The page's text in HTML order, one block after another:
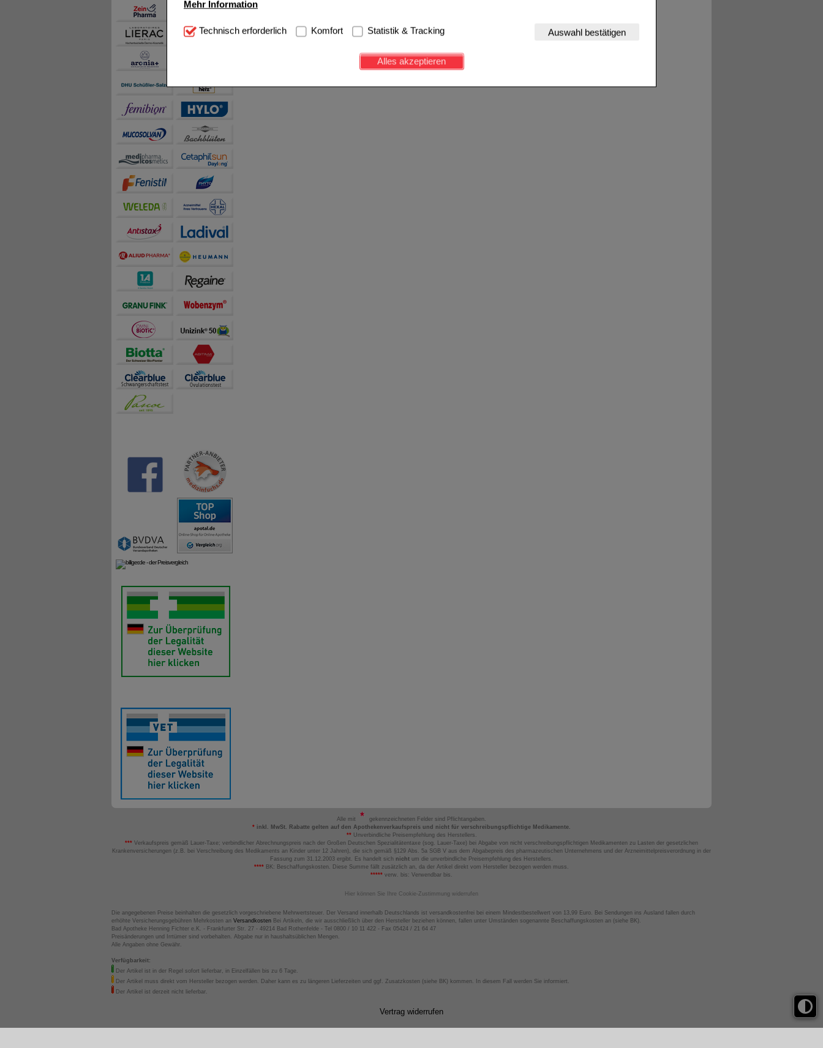
Mehr Information
Technisch Notwendig: Hierbei handelt es sich um Cookies, die für die Grundfunktionen unserer Website
notwendig sind (z.B. Navigation, Warenkorb, Kundenkonto), weshalb auf diese nicht verzichtet werden kann.
Diese Cookies werden genutzt um das Einkaufserlebnis noch ansprechender zu gestalten,
beispielsweise für die Wiedererkennung des Besuchers oder unsere Seite an bevorzugte Verhaltensweisen (z.B.
Inhalte anzuzeigen und unser Partnerprogramm zu betreiben.
Statistik & Tracking:
sammeln, mit deren Hilfe wir unsere Website weiter für Sie optimieren können, den Inhalt auf unserer Website aber
auch die Werbung auf Drittseiten möglichst relevant für Sie zu gestalten. Bitte beachten Sie, dass Daten hierfür
Technisch erforderlich Komfort Statistik & Tracking Auswahl bestätigen
Alles akzeptieren
Alle mit
gekennzeichneten Felder sind Pflichtangaben.
* inkl. MwSt. Rabatte gelten auf den Apothekenverkaufspreis und nicht für verschreibungspflichtige Medikamente.
**Unverbindliche Preisempfehlung des Herstellers.
*** Verkaufspreis gemäß Lauer-Taxe; verbindlicher Abrechnungspreis nach der Großen Deutschen Spezialitätentaxe (sog. Lauer-Taxe) bei Abgabe von nicht verschreibungspflichtigen Medikamenten zu Lasten der gesetzlichen
Krankenversicherungen (z.B. bei Verschreibung des Medikaments an Kinder unter 12 Jahren), die sich gemäß §129 Abs. 5a SGB V aus dem Abgabepreis des pharmazeutischen Unternehmens und der Arzneimittelpreisverordnung in der
Fassung zum 31.12.2003 ergibt. Es handelt sich nicht um die unverbindliche Preisempfehlung des Herstellers.
**** BK: Beschaffungskosten. Diese Summe fällt zusätzlich an, da der Artikel direkt vom Hersteller bezogen werden muss.
***** verw. bis: Verwendbar bis.
Hier können Sie Ihre Cookie-Zustimmung widerrufen
Die angegebenen Preise beinhalten die gesetzlich vorgeschriebene Mehrwertsteuer. Der Versand innerhalb Deutschlands ist versandkostenfrei bei einem Mindestbestellwert von 13,99 Euro. Bei Sendungen ins Ausland fallen durch
erhöhte Versicherungsgebühren Mehrkosten an Versandkosten Bei Artikeln, die wir ausschließlich über den Hersteller beziehen können, fallen unter Umständen sogenannte Beschaffungskosten an (siehe BK).
Bad Apotheke Henning Fichter e.K. - Frankfurter Str. 27 - 49214 Bad Rothenfelde - Tel 0800 / 10 11 422 - Fax 05424 / 21 64 47
Preisänderungen und Irrtümer sind vorbehalten. Abgabe nur in haushaltsüblichen Mengen.
Alle Angaben ohne Gewähr.
Verfügbarkeit:
Der Artikel ist in der Regel sofort lieferbar, in Einzelfällen bis zu 6 Tage.
Der Artikel muss direkt vom Hersteller bezogen werden. Daher kann es zu längeren Lieferzeiten und ggf. Zusatzkosten (siehe BK) kommen. In diesem Fall werden Sie informiert.
Der Artikel ist derzeit nicht lieferbar.
Vertrag widerrufen